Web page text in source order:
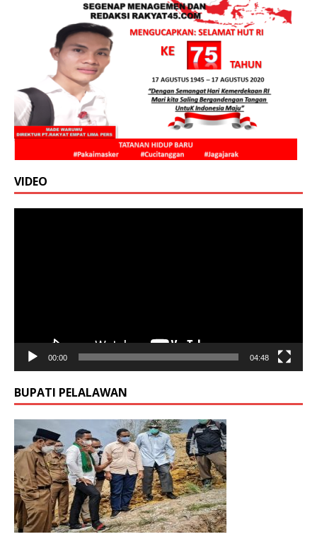
VIDEO
00:00 04:48
BUPATI PELALAWAN